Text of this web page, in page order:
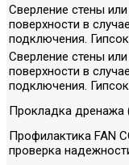
Сверление стены
поверхности в
подключения.
Сверление стены
поверхности в
подключения.
Прокладка дренажа
Профилактика FAN
проверка